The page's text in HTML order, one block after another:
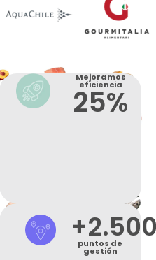
Mejoramos
eficiencia
25%
puntos de
gestión